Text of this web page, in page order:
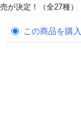
売が決定！（全27種）
この商品を購入